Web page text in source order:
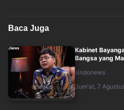
Baca Juga
Kabinet
Bangsa yang
sindonews
Jum'at, 7